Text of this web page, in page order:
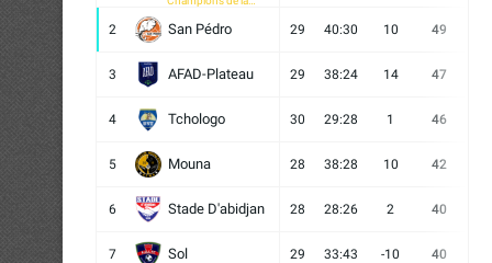
2 San Pédro 29 40:30 10 49
3 AFAD-Plateau 29 38:24 14 47
4 Tchologo 30 29:28 1 46
5 Mouna 28 38:28 10 42
6 Stade D'abidjan 28 28:26 2 40
7 Sol 29 33:43 -10 40